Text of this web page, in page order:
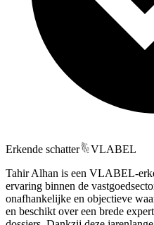
Erkende schatter
VLABEL
Tahir Alhan is een VLABEL-
ervaring binnen de
onafhankelijke en objectieve
en beschikt over een brede